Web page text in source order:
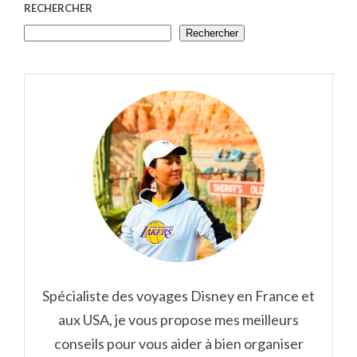
RECHERCHER
Rechercher
Spécialiste des voyages Disney en France et
aux USA, je vous propose mes meilleurs
conseils pour vous aider à bien organiser